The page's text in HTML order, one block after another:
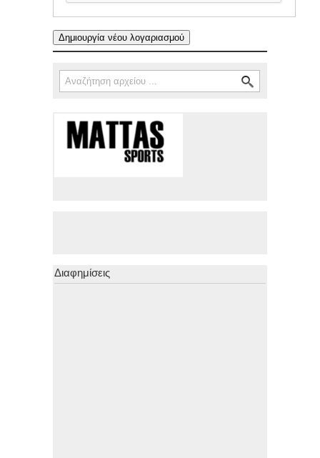
Φόρμα αναζήτησης
Αναζήτηση
Διαφημίσεις